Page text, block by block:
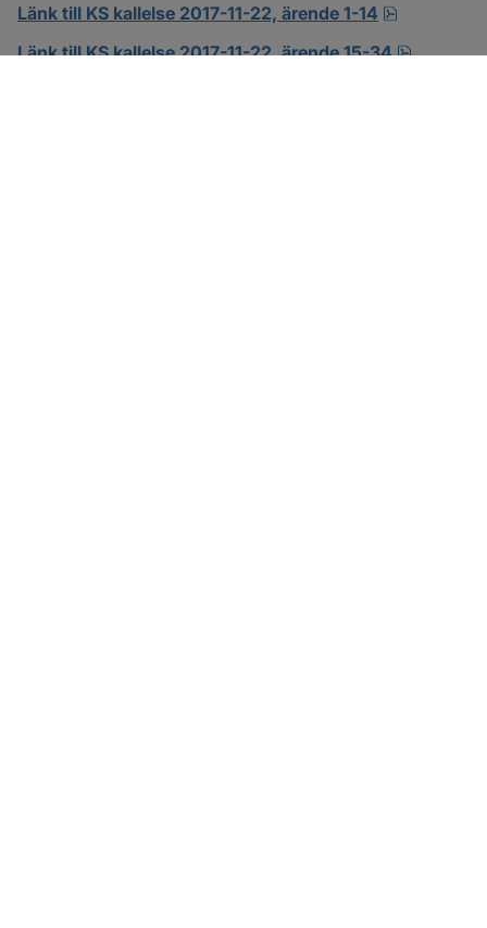
Länk till KS kallelse 2017-11-22, ärende 1-14
Länk till KS kallelse 2017-11-22, ärende 15-34
pdf.